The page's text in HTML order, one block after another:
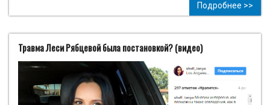
Подробнее >>
Травма Леси Рябцевой была постановкой? (видео)